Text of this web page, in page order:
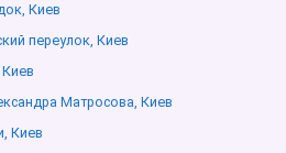
Киев
переулок, Киев
Матросова, Киев
Киев